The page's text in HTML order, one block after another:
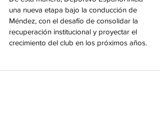
una nueva etapa bajo la conducción de
Méndez, con el desafío de consolidar la
recuperación institucional y proyectar el
crecimiento del club en los próximos años.